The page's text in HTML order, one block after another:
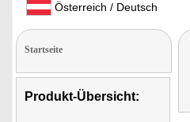
Österreich / Deutsch
Startseite
Produkt-Übersicht: